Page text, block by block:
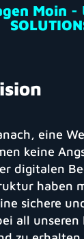
Moin -
eine
keine
digitalen
haben
sichere
all unseren